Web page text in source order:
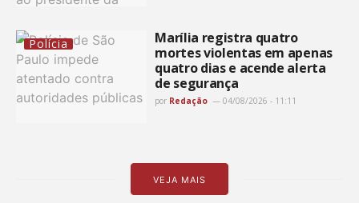
Polícia
Marília registra quatro
mortes violentas em apenas
quatro dias e acende alerta
de segurança
por Redação 04/08/2026 - 11:11
VEJA MAIS